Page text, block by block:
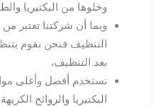
وخلوها من البكتيريا
وبما أن شركتنا تعتبر
التنظيف فنحن نقوم
بعد التنظيف،
نستخدم أفضل وأغلى
البكتيريا والروائح